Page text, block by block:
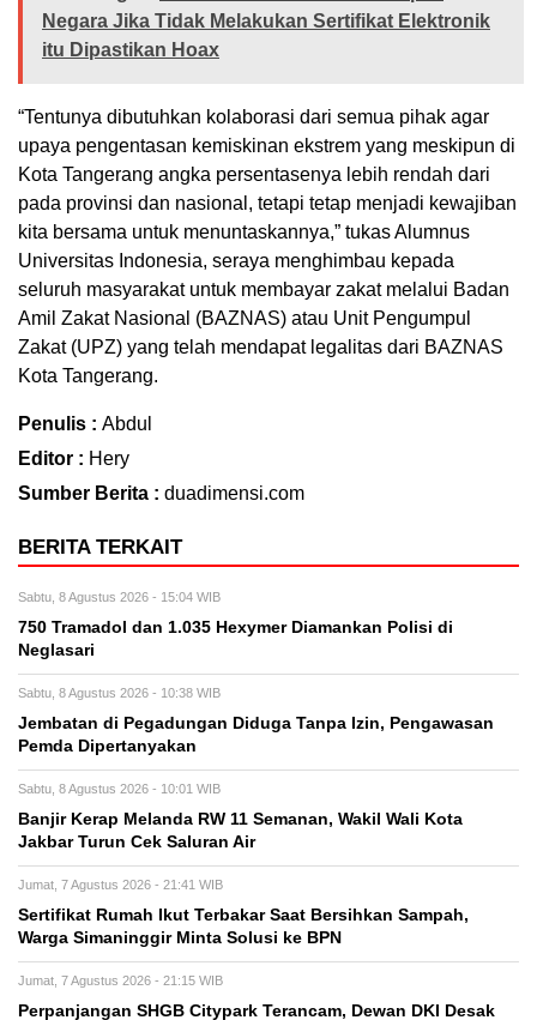
Negara Jika Tidak Melakukan Sertifikat Elektronik
itu Dipastikan Hoax
“Tentunya dibutuhkan kolaborasi dari semua pihak agar
upaya pengentasan kemiskinan ekstrem yang meskipun di
Kota Tangerang angka persentasenya lebih rendah dari
pada provinsi dan nasional, tetapi tetap menjadi kewajiban
kita bersama untuk menuntaskannya,” tukas Alumnus
Universitas Indonesia, seraya menghimbau kepada
seluruh masyarakat untuk membayar zakat melalui Badan
Amil Zakat Nasional (BAZNAS) atau Unit Pengumpul
Zakat (UPZ) yang telah mendapat legalitas dari BAZNAS
Kota Tangerang.
Penulis : Abdul
Editor : Hery
Sumber Berita : duadimensi.com
BERITA TERKAIT
Sabtu, 8 Agustus 2026 - 15:04 WIB
750 Tramadol dan 1.035 Hexymer Diamankan Polisi di
Neglasari
Sabtu, 8 Agustus 2026 - 10:38 WIB
Jembatan di Pegadungan Diduga Tanpa Izin, Pengawasan
Pemda Dipertanyakan
Sabtu, 8 Agustus 2026 - 10:01 WIB
Banjir Kerap Melanda RW 11 Semanan, Wakil Wali Kota
Jakbar Turun Cek Saluran Air
Jumat, 7 Agustus 2026 - 21:41 WIB
Sertifikat Rumah Ikut Terbakar Saat Bersihkan Sampah,
Warga Simaninggir Minta Solusi ke BPN
Jumat, 7 Agustus 2026 - 21:15 WIB
Perpanjangan SHGB Citypark Terancam, Dewan DKI Desak